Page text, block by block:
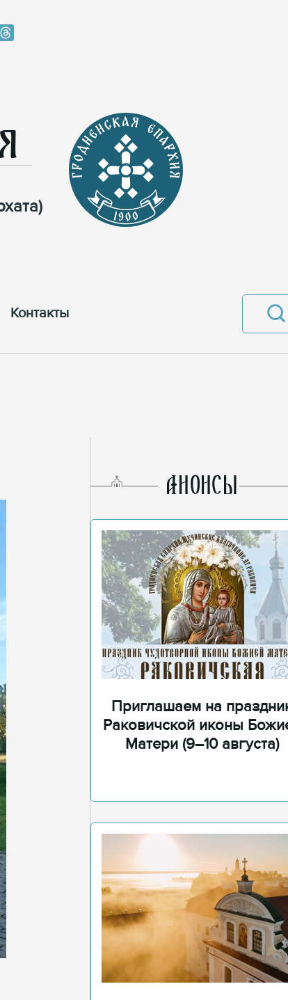
Контакты
AНОНСЫ
Приглашаем на
Раковичской иконы
Матери (9–10 августа)